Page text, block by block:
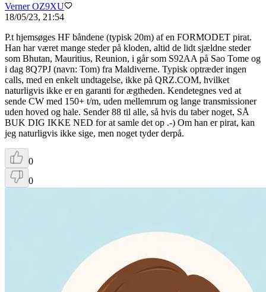
Verner OZ9XU
18/05/23, 21:54
P.t hjemsøges HF båndene (typisk 20m) af en FORMODET pirat.
Han har været mange steder på kloden, altid de lidt sjældne steder
som Bhutan, Mauritius, Reunion, i går som S92AA på Sao Tome og
i dag 8Q7PJ (navn: Tom) fra Maldiverne. Typisk optræder ingen
calls, med en enkelt undtagelse, ikke på QRZ.COM, hvilket
naturligvis ikke er en garanti for ægtheden. Kendetegnes ved at
sende CW med 150+ t/m, uden mellemrum og lange transmissioner
uden hoved og hale. Sender 88 til alle, så hvis du taber noget, SÅ
BUK DIG IKKE NED for at samle det op .-) Om han er pirat, kan
jeg naturligvis ikke sige, men noget tyder derpå.
0
0